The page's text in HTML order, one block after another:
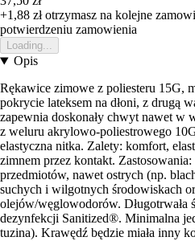
+1,88 złotrzymasz na kolejne
potwierdzeniu zamowienia
Loading...
Opis
Rękawice zimowe z poliesteru 15G,
pokrycie lateksem na dłoni, z drugą
zapewnia doskonały chwyt nawet w
z weluru akrylowo-poliestrowego
elastyczna nitka. Zalety: komfort,
zimnem przez kontakt.
przedmiotów, nawet ostrych (np.
suchych i wilgotnych środowiskach
olejów/węglowodorów. Długotrwała
dezynfekcji Sanitized®. Minimalna
tuzina). Krawędź będzie miała inny